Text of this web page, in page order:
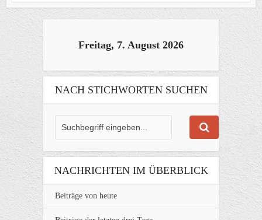
Freitag, 7. August 2026
NACH STICHWORTEN SUCHEN
NACHRICHTEN IM ÜBERBLICK
Beiträge von heute